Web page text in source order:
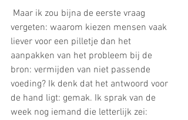
vergeten: waarom kiezen mensen vaak
liever voor een pilletje dan het
aanpakken van het probleem bij de
bron: vermijden van niet passende
voeding? Ik denk dat het antwoord voor
de hand ligt: gemak. Ik sprak van de
week nog iemand die letterlijk zei: